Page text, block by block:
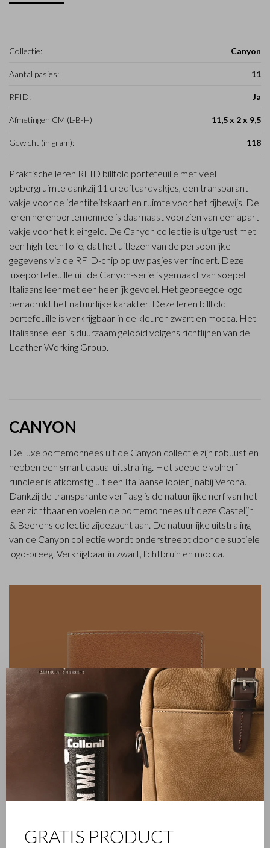
Collectie: Canyon
Aantal pasjes: 11
RFID: Ja
Afmetingen CM (L-B-H) 11,5 x 2 x 9,5
Gewicht (in gram): 118
Praktische leren RFID billfold portefeuille met veel
opbergruimte dankzij 11 creditcardvakjes, een transparant
vakje voor de identiteitskaart en ruimte voor het rijbewijs. De
leren herenportemonnee is daarnaast voorzien van een apart
vakje voor het kleingeld. De Canyon collectie is uitgerust met
een high-tech folie, dat het uitlezen van de persoonlijke
gegevens via de RFID-chip op uw pasjes verhindert. Deze
luxeportefeuille uit de Canyon-serie is gemaakt van soepel
Italiaans leer met een heerlijk gevoel. Het gepreegde logo
benadrukt het natuurlijke karakter. Deze leren billfold
portefeuille is verkrijgbaar in de kleuren zwart en mocca. Het
Italiaanse leer is duurzaam gelooid volgens richtlijnen van de
Leather Working Group.
CANYON
De luxe portemonnees uit de Canyon collectie zijn robuust en
hebben een smart casual uitstraling. Het soepele volnerf
rundleer is afkomstig uit een Italiaanse looierij nabij Verona.
Dankzij de transparante verflaag is de natuurlijke nerf van het
leer zichtbaar en voelen de portemonnees uit deze Castelijn
& Beerens collectie zijdezacht aan. De natuurlijke uitstraling
van de Canyon collectie wordt onderstreept door de subtiele
logo-preeg. Verkrijgbaar in zwart, lichtbruin en mocca.
✕
GRATIS PRODUCT